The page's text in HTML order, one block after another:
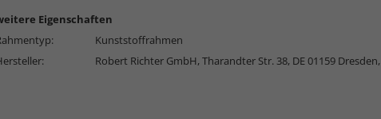
Eigenschaften
Kunststoffrahmen
Robert Richter GmbH, Tharandter Str. 38, DE 01159 Dresden,